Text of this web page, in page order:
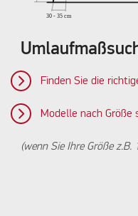
Finden Sie die
Modelle nach Größe
(wenn Sie Ihre Größe